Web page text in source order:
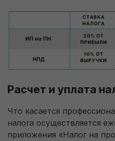
Расчет и уплата
Что касается
налога осуществляется
приложения «Налог на
Рекламные файлы cookie
целей маркетинга и
рекламы. Эти файлы
обеспечить
сайта.